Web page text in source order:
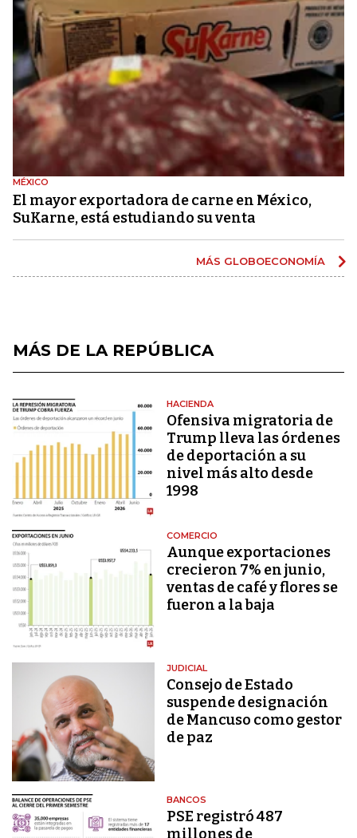
MÉXICO
El mayor exportadora de carne en México,
SuKarne, está estudiando su venta
MÁS GLOBOECONOMÍA
MÁS DE LA REPÚBLICA
HACIENDA
Ofensiva migratoria de
Trump lleva las órdenes
de deportación a su
nivel más alto desde
1998
COMERCIO
Aunque exportaciones
crecieron 7% en junio,
ventas de café y flores se
fueron a la baja
JUDICIAL
Consejo de Estado
suspende designación
de Mancuso como gestor
de paz
BANCOS
PSE registró 487
millones de